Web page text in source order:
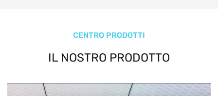
CENTRO PRODOTTI
IL NOSTRO PRODOTTO